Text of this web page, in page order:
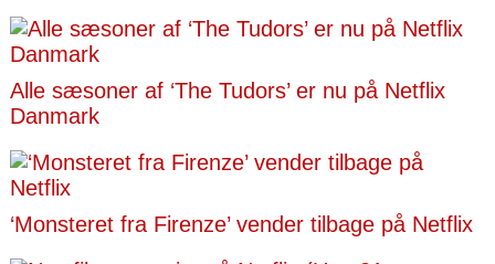
Alle sæsoner af ‘The Tudors’ er nu på Netflix
Danmark
‘Monsteret fra Firenze’ vender tilbage på Netflix